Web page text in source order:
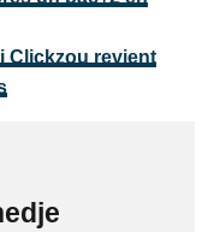
Clickzou revient